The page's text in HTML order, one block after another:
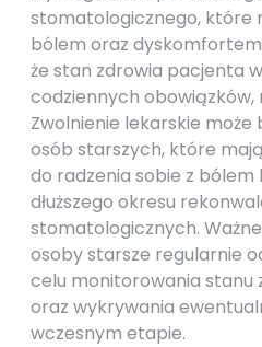
stomatologicznego, które
bólem oraz
że stan zdrowia pacjenta
codziennych
Zwolnienie lekarskie
osób starszych, które
do radzenia sobie z bólem
dłuższego okresu
stomatologicznych.
osoby starsze regularnie
celu monitorowania stanu
oraz wykrywania
wczesnym etapie.